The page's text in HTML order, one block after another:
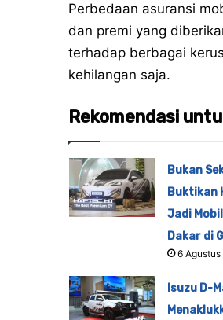
Perbedaan asuransi
dan premi yang
terhadap berbagai
kehilangan saja.
Rekomendasi
Bukan
Buktikan
Jadi
Dakar di
6
Isuzu D-